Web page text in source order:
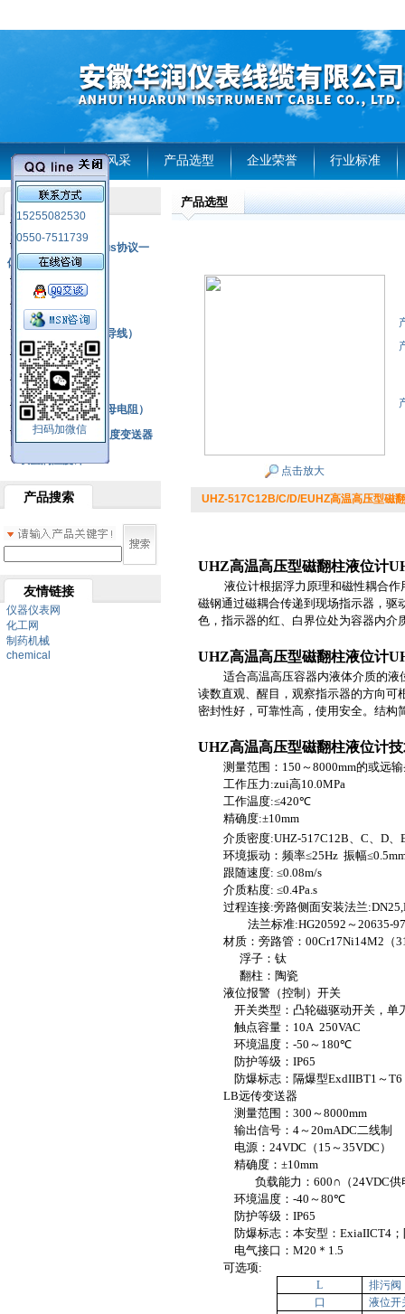
首页 企业风采 产品选型 企业荣誉 行业标准
15255082530
0550-7511739
扫码加微信
产品列表
RS485通讯modbus协议一
体化现场智能仪表
热电偶
压力式温度计
热电偶补偿电缆（导线）
振动传感器
热电阻
铂热电阻元件（云母电阻）
SBW系列一体化温度变送器
双金属温度计
产品搜索
友情链接
仪器仪表网
化工网
制药机械
chemical
产品选型
点击放大
UHZ-517C12B/C/D/EUHZ高温高压型磁
UHZ高温高压型磁翻柱液位计
液位计根据浮力原理和磁性耦合
磁钢通过磁耦合传递到现场指示器，驱
色，指示器的红、白界位处为容器内介
UHZ高温高压型磁翻柱液位计
适合高温高压容器内液体介质的
读数直观、醒目，观察指示器的方向可
密封性好，可靠性高，使用安全。结构
UHZ高温高压型磁翻柱液位计
测量范围： 150 ～8000mm的或远
工作压力:zui高10.0MPa
工作温度:≤420℃
精确度:±10mm
介质密度:UHZ-517C12B、 C、 D、
环境振动：频率≤25Hz 振幅≤
跟随速度: ≤0.08m/s
介质粘度: ≤0.4Pa.s
过程连接:旁路侧面安装法兰
法兰标准:HG20592 ～20635-97
材质：旁路管： 00Cr17Ni14M2 （
浮子：钛
翻柱：陶瓷
液位报警（控制）开关
开关类型：凸轮磁驱动开关，单
触点容量： 10A 250VAC
环境温度： -50 ～ 180℃
防护等级： IP65
防爆标志：隔爆型ExdIIBT1 ～T6
LB远传变送器
测量范围： 300 ～8000mm
输出信号： 4～20mADC二线制
电源： 24VDC （ 15 ～35VDC ）
精确度：±10mm
负载能力： 600∩（24VDC供
环境温度： -40 ～80℃
防护等级： IP65
防爆标志：本安型： ExiaIICT4；
电气接口： M20＊1.5
可选项:
L
排污阀
口
液位开